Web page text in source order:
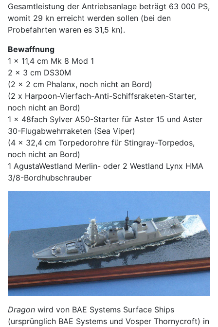
Gesamtleistung der Antriebsanlage beträgt 63 000 PS,
womit 29 kn erreicht werden sollen (bei den
Probefahrten waren es 31,5 kn).
Bewaffnung
1 x 11,4 cm Mk 8 Mod 1
2 x 3 cm DS30M
(2 x 2 cm Phalanx, noch nicht an Bord)
(2 x Harpoon-Vierfach-Anti-Schiffsraketen-Starter,
noch nicht an Bord)
1 x 48fach Sylver A50-Starter für Aster 15 und Aster
30-Flugabwehrraketen (Sea Viper)
(4 x 32,4 cm Torpedorohre für Stingray-Torpedos,
noch nicht an Bord)
1 AgustaWestland Merlin- oder 2 Westland Lynx HMA
3/8-Bordhubschrauber
Dragon wird von BAE Systems Surface Ships
(ursprünglich BAE Systems und Vosper Thornycroft) in